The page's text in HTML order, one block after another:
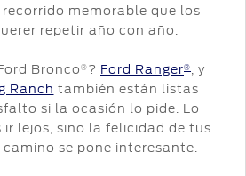
recorrido memorable que los
repetir año con año.
Bronco ® ? Ford Ranger®
, y
Ranch también están listas
si la ocasión lo pide. Lo
lejos, sino la felicidad de tus
se pone interesante.